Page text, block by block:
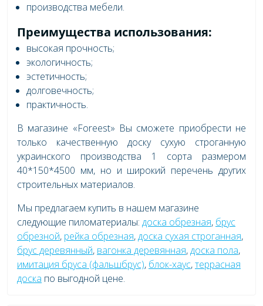
производства мебели.
Преимущества использования:
высокая прочность;
экологичность;
эстетичность;
долговечность;
практичность.
В магазине «Foreest» Вы сможете приобрести не
только качественную доску сухую строганную
украинского производства 1 сорта размером
40*150*4500 мм, но и широкий перечень других
строительных материалов.
Мы предлагаем купить в нашем магазине
следующие пиломатериалы: доска обрезная, брус
обрезной, рейка обрезная,доска сухая строганная,
брус деревянный, вагонка деревянная,доска пола,
имитация бруса (фальшбрус), блок-хаус,террасная
доска по выгодной цене.